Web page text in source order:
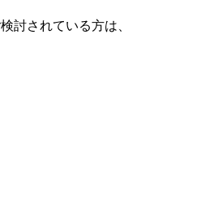
討されている方は、